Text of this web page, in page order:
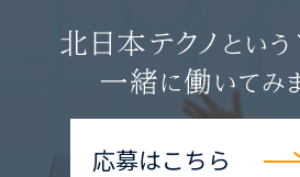
応募はこちら